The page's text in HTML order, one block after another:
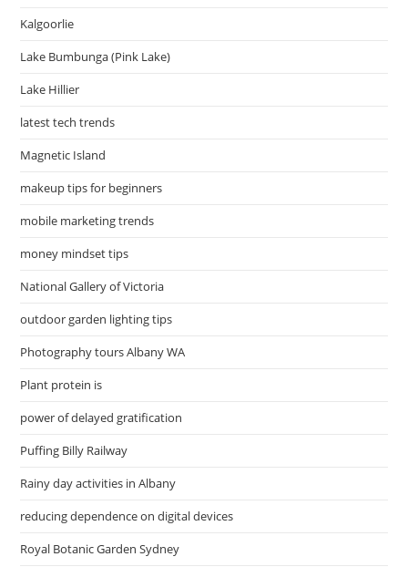
Kalgoorlie
Lake Bumbunga (Pink Lake)
Lake Hillier
latest tech trends
Magnetic Island
makeup tips for beginners
mobile marketing trends
money mindset tips
National Gallery of Victoria
outdoor garden lighting tips
Photography tours Albany WA
Plant protein is
power of delayed gratification
Puffing Billy Railway
Rainy day activities in Albany
reducing dependence on digital devices
Royal Botanic Garden Sydney